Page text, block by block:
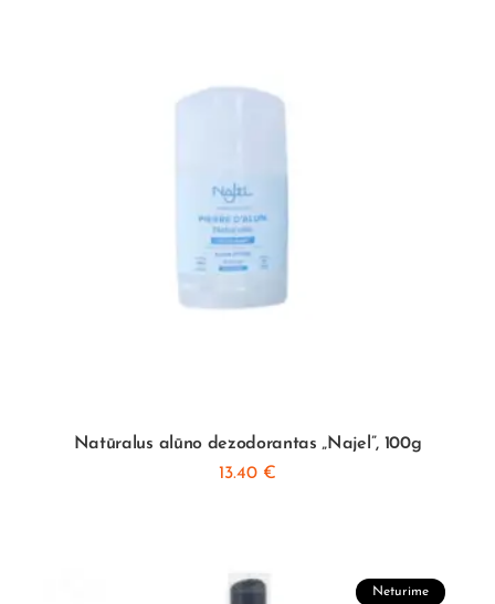
Natūralus alūno dezodorantas „Najel”, 100g
13.40 €
Neturime